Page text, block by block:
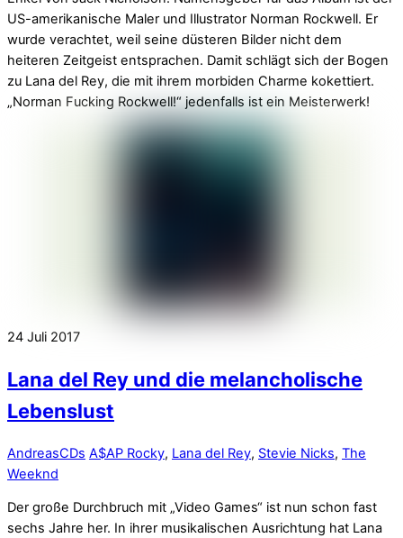
US-amerikanische Maler und Illustrator Norman Rockwell. Er
wurde verachtet, weil seine düsteren Bilder nicht dem
heiteren Zeitgeist entsprachen. Damit schlägt sich der Bogen
zu Lana del Rey, die mit ihrem morbiden Charme kokettiert.
„Norman Fucking Rockwell!“ jedenfalls ist ein Meisterwerk!
24 Juli 2017
Lana del Rey und die melancholische
Lebenslust
AndreasCDs A$AP Rocky, Lana del Rey, Stevie Nicks, The
Weeknd
Der große Durchbruch mit „Video Games“ ist nun schon fast
sechs Jahre her. In ihrer musikalischen Ausrichtung hat Lana